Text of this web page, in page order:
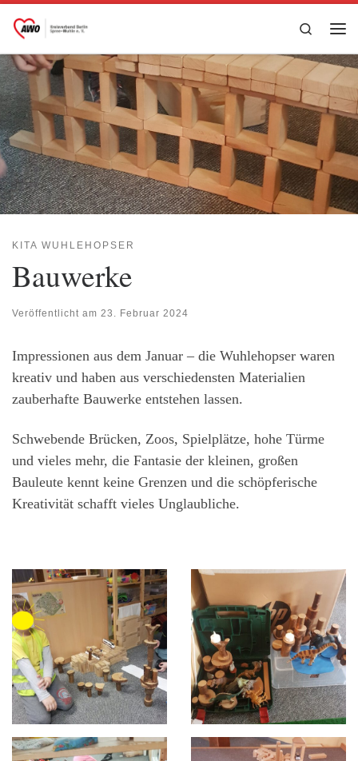
Zum Inhalt springen
Search
KITA WUHLEHOPSER
Bauwerke
Veröffentlicht am 23. Februar 2024
Impressionen aus dem Januar – die Wuhlehopser waren
kreativ und haben aus verschiedensten Materialien
zauberhafte Bauwerke entstehen lassen.
Schwebende Brücken, Zoos, Spielplätze, hohe Türme
und vieles mehr, die Fantasie der kleinen, großen
Bauleute kennt keine Grenzen und die schöpferische
Kreativität schafft vieles Unglaubliche.